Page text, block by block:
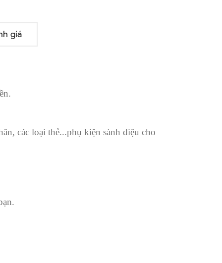
giá
các loại thẻ...phụ kiện sành điệu cho